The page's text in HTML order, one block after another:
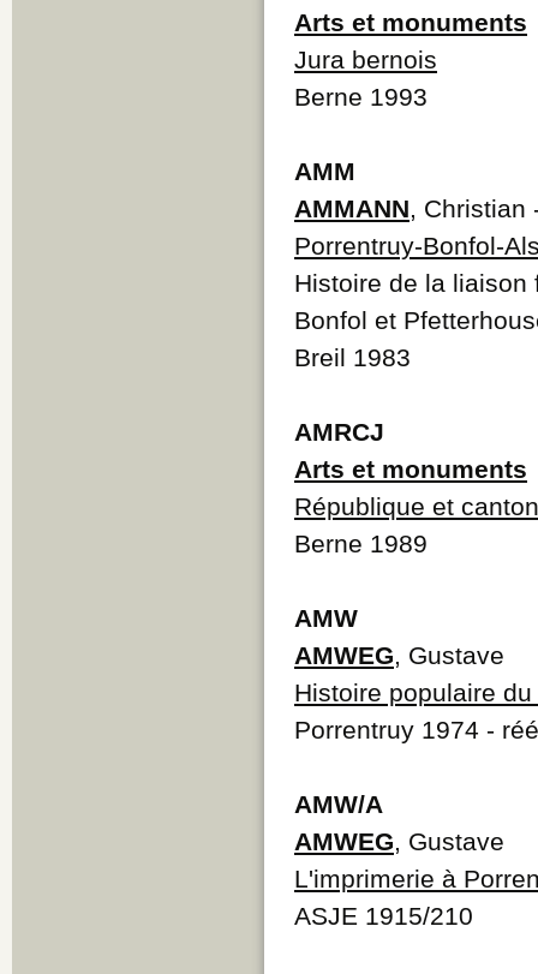
Arts et monuments
Jura bernois
Berne 1993
AMM
AMMANN ,
Porrentruy-Bonfol-
Histoire de la liaison
Bonfol et
Breil 1983
AMRCJ
Arts et monuments
République et
Berne 1989
AMW
AMWEG , Gustave
Histoire populaire
Porrentruy 1974 -
AMW/A
AMWEG , Gustave
L'imprimerie à
ASJE 1915/210